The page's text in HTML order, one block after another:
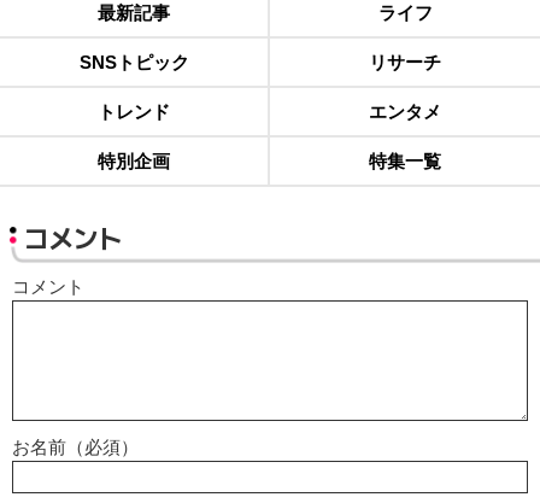
最新記事 ライフ
SNSトピック リサーチ
トレンド エンタメ
特別企画 特集一覧
コメント
コメント
お名前（必須）